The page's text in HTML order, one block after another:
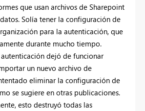
que usan archivos de Sharepoint
Solía tener la configuración de
para la autenticación, que
durante mucho tiempo.
dejó de funcionar
un nuevo archivo de
eliminar la configuración de
se sugiere en otras publicaciones.
esto destruyó todas las